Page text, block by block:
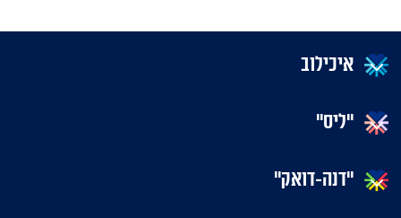
איכילוב
"ליס"
"דנה-דואק"